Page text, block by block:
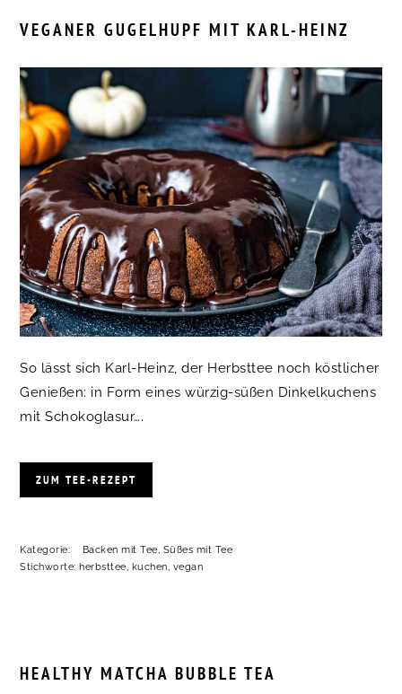
VEGANER GUGELHUPF MIT KARL-HEINZ
So lässt sich Karl-Heinz, der Herbsttee noch köstlicher
Genießen: in Form eines würzig-süßen Dinkelkuchens
mit Schokoglasur….
ZUM TEE-REZEPT
Kategorie: Backen mit Tee Süßes mit Tee
Stichworte:herbsttee kuchen vegan
HEALTHY MATCHA BUBBLE TEA